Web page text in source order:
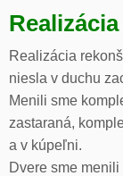
Realizácia
niesla v duchu
Menili sme
zastaraná,
a v kúpeľni.
Dvere sme